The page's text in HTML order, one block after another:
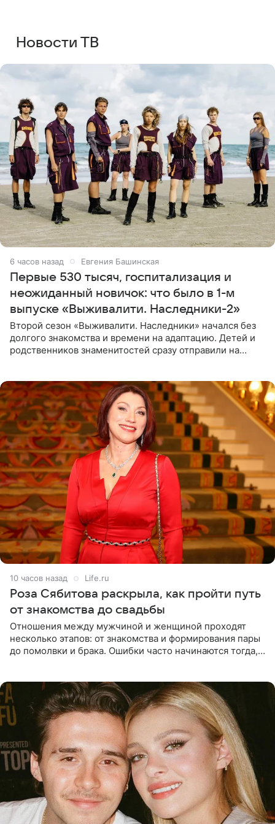
Новости ТВ
6 часов назад Евгения Башинская
Первые 530 тысяч, госпитализация и
неожиданный новичок: что было в 1-м
выпуске «Выживалити. Наследники-2»
Второй сезон «Выживалити. Наследники» начался без
долгого знакомства и времени на адаптацию. Детей и
родственников знаменитостей сразу отправили на
10 часов назад Life.ru
Роза Сябитова раскрыла, как пройти путь
от знакомства до свадьбы
Отношения между мужчиной и женщиной проходят
несколько этапов: от знакомства и формирования пары
до помолвки и брака. Ошибки часто начинаются тогда,